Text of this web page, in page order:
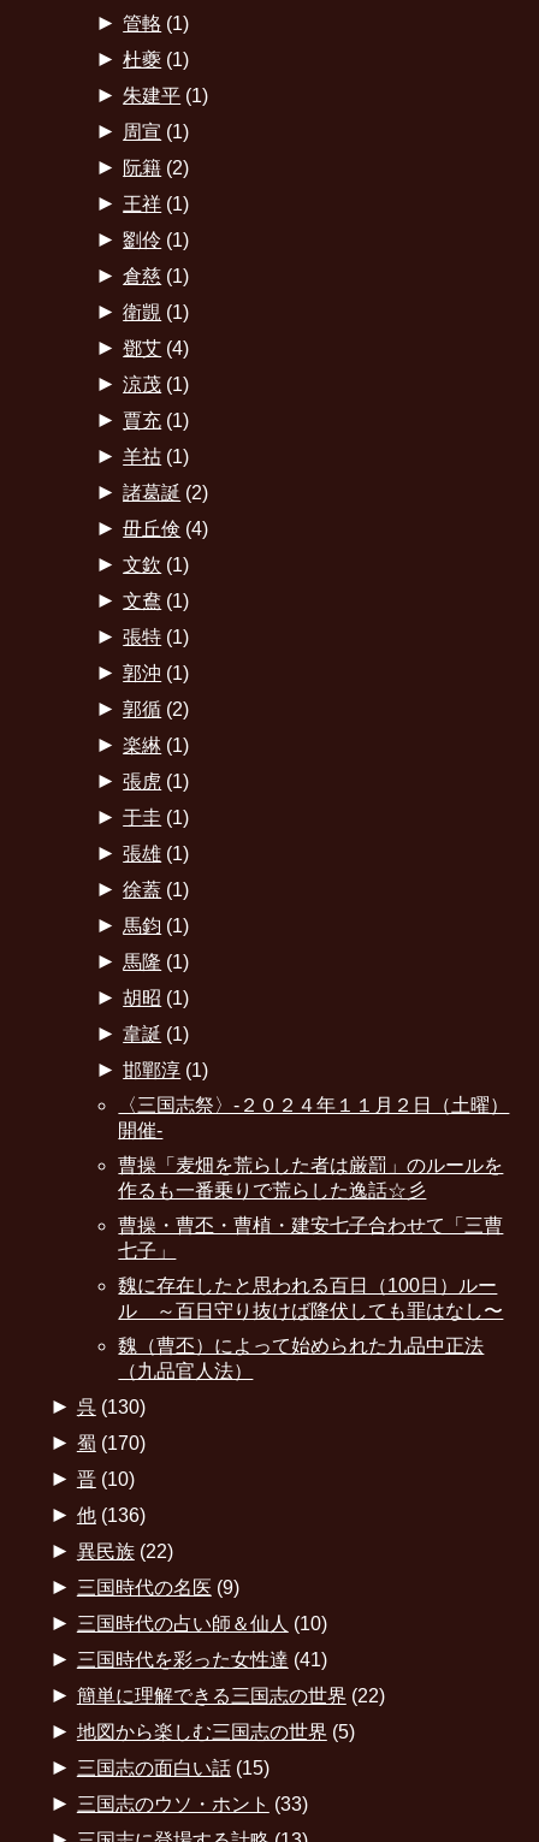
► 管輅 (1)
► 杜夔 (1)
► 朱建平 (1)
► 周宣 (1)
► 阮籍 (2)
► 王祥 (1)
► 劉伶 (1)
► 倉慈 (1)
► 衛覬 (1)
► 鄧艾 (4)
► 涼茂 (1)
► 賈充 (1)
► 羊祜 (1)
► 諸葛誕 (2)
► 毌丘倹 (4)
► 文欽 (1)
► 文鴦 (1)
► 張特 (1)
► 郭沖 (1)
► 郭循 (2)
► 楽綝 (1)
► 張虎 (1)
► 于圭 (1)
► 張雄 (1)
► 徐蓋 (1)
► 馬鈞 (1)
► 馬隆 (1)
► 胡昭 (1)
► 韋誕 (1)
► 邯鄲淳 (1)
〈三国志祭〉-２０２４年１１月２日（土曜）
開催-
曹操「麦畑を荒らした者は厳罰」のルールを
作るも一番乗りで荒らした逸話☆彡
曹操・曹丕・曹植・建安七子合わせて「三曹
七子」
魏に存在したと思われる百日（100日）ルー
ル ～百日守り抜けば降伏しても罪はなし〜
魏（曹丕）によって始められた九品中正法
（九品官人法）
► 呉(130)
► 蜀 (170)
► 晋(10)
► 他(136)
► 異民族(22)
► 三国時代の名医 (9)
► 三国時代の占い師＆仙人 (10)
► 三国時代を彩った女性達 (41)
► 簡単に理解できる三国志の世界 (22)
► 地図から楽しむ三国志の世界 (5)
► 三国志の面白い話(15)
► 三国志のウソ・ホント (33)